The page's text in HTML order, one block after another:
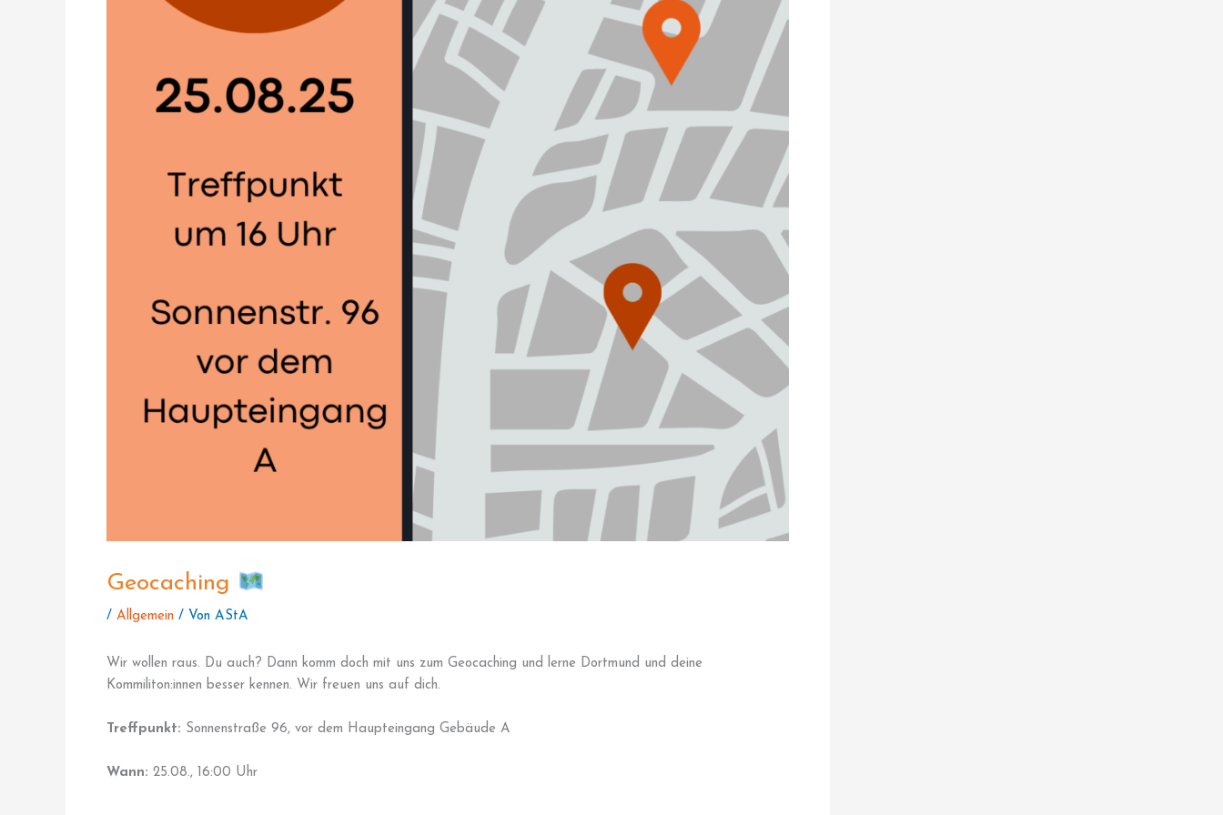
Geocaching
/ Allgemein / Von AStA
Wir wollen raus. Du auch? Dann komm doch mit uns zum Geocaching und lerne Dortmund und deine
Kommiliton:innen besser kennen. Wir freuen uns auf dich.
Treffpunkt: Sonnenstraße 96, vor dem Haupteingang Gebäude A
Wann: 25.08., 16:00 Uhr